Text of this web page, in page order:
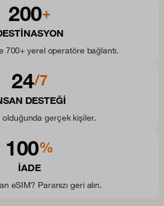
200+
700+ yerel operatöre bağlantı.
24/7
DESTEĞI
olduğunda gerçek kişiler.
100%
IADE
eSIM? Paranızı geri alın.